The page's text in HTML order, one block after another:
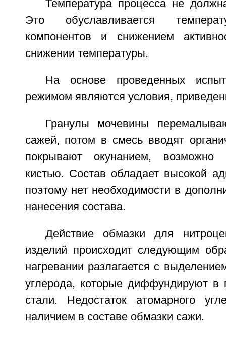
Температура процесса не
Это обуславливается
компонентов и снижением
снижении температуры.
На основе проведенных
режимом являются условия,
Гранулы мочевины
сажей, потом в смесь вводят
покрывают окунанием, возможно
кистью. Состав обладает высокой
поэтому нет необходимости в
нанесения состава.
Действие обмазки для
изделий происходит следующим
нагревании разлагается с
углерода, которые диффундируют в
стали. Недостаток атомарного
наличием в составе обмазки сажи.